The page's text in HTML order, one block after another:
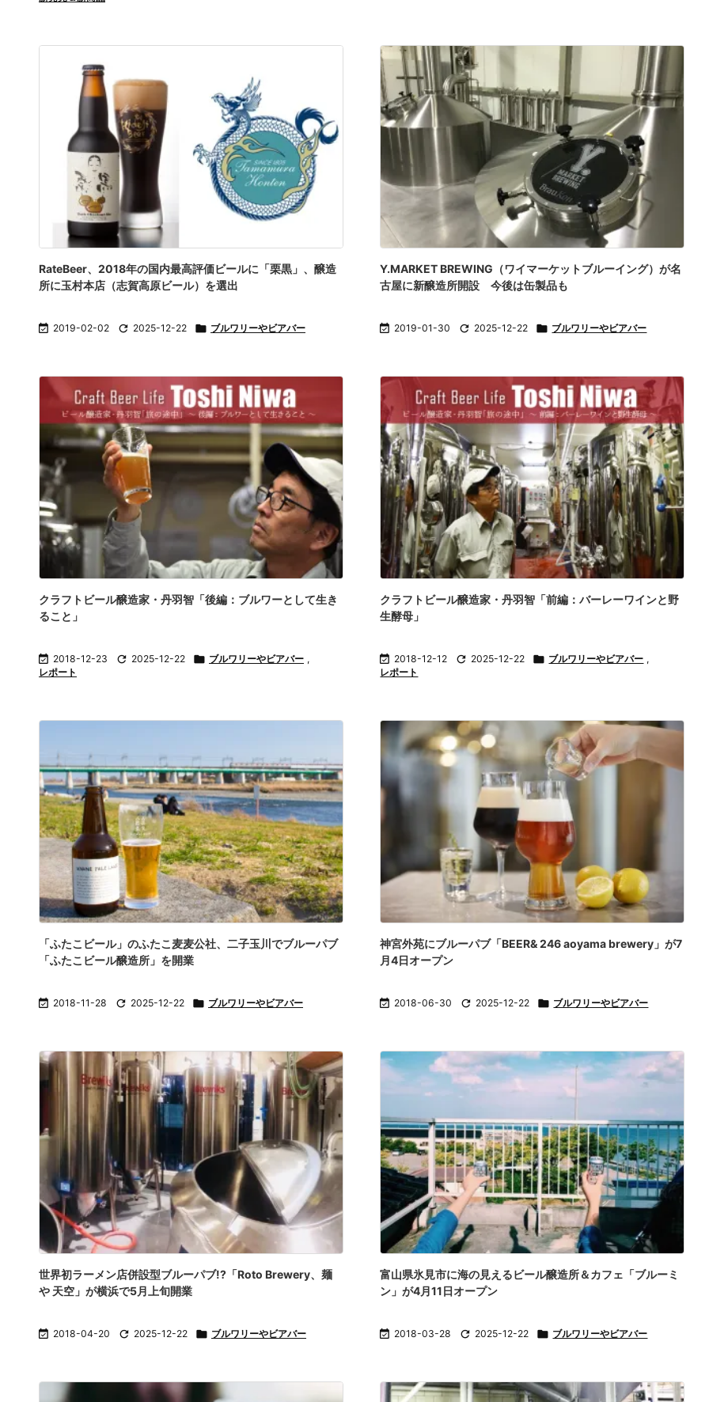
RateBeer、2018年の国内最高評価ビールに「栗黒」、醸造
所に玉村本店（志賀高原ビール）を選出
 2019-02-02  2025-12-22  ブルワリーやビアバー
Y.MARKET BREWING（ワイマーケットブルーイング）が名
古屋に新醸造所開設 今後は缶製品も
 2019-01-30  2025-12-22  ブルワリーやビアバー
クラフトビール醸造家・丹羽智「後編：ブルワーとして生き
ること」
 2018-12-23  2025-12-22  ブルワリーやビアバー ,
レポート
クラフトビール醸造家・丹羽智「前編：バーレーワインと野
生酵母」
 2018-12-12  2025-12-22  ブルワリーやビアバー ,
レポート
「ふたこビール」のふたこ麦麦公社、二子玉川でブルーパブ
「ふたこビール醸造所」を開業
 2018-11-28  2025-12-22  ブルワリーやビアバー
神宮外苑にブルーパブ「BEER& 246 aoyama brewery」が7
月4日オープン
 2018-06-30  2025-12-22  ブルワリーやビアバー
世界初ラーメン店併設型ブルーパブ!?「Roto Brewery、麺
や 天空」が横浜で5月上旬開業
 2018-04-20  2025-12-22  ブルワリーやビアバー
富山県氷見市に海の見えるビール醸造所＆カフェ「ブルーミ
ン」が4月11日オープン
 2018-03-28  2025-12-22  ブルワリーやビアバー